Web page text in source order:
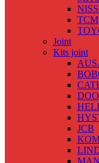
TCM
Joint
Kits joint
HELI
JCB